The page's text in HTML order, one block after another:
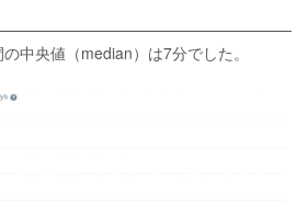
中央値（median）は7分でした。